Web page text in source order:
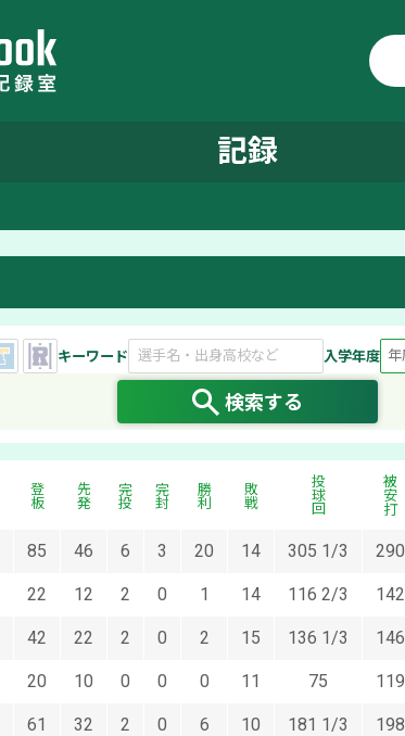
記録
キーワード 入学年度
検索する
登板 先発 完投 完封 勝利 敗戦 投球回 被安打
85 46 6 3 20 14 305 1/3 290
22 12 2 0 1 14 116 2/3 142
42 22 2 0 2 15 136 1/3 146
20 10 0 0 0 11 75 119
61 32 2 0 6 10 181 1/3 198